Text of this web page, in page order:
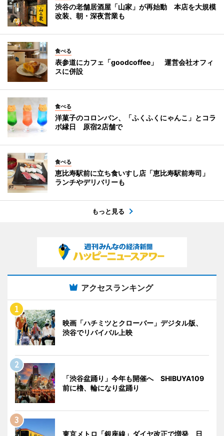
渋谷の老舗居酒屋「山家」が再始動 本店を大規模
改装、朝・深夜営業も
食べる
表参道にカフェ「goodcoffee」 運営会社オフィ
スに併設
食べる
洋菓子のコロンバン、「ふくふくにゃんこ」とコラ
ボ縁日 原宿2店舗で
食べる
恵比寿駅前に立ち食いすし店「恵比寿駅前寿司」
ランチやデリバリーも
もっと見る
アクセスランキング
映画「ハチミツとクローバー」デジタル版、
渋谷でリバイバル上映
「渋谷盆踊り」今年も開催へ SHIBUYA109
前に櫓、輪になり盆踊り
東京メトロ「銀座線」ダイヤ改正で増発 日